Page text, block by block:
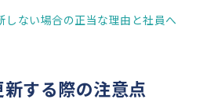
しない場合の正当な理由と社員へ
する際の注意点